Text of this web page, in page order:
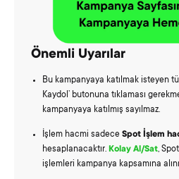
Önemli Uyarılar
Bu kampanyaya katılmak isteyen
Kaydol’ butonuna tıklaması
kampanyaya katılmış sayılmaz.
İşlem hacmi sadece Spot İşlem
hesaplanacaktır. Kolay Al/Sat,
işlemleri kampanya kapsamına